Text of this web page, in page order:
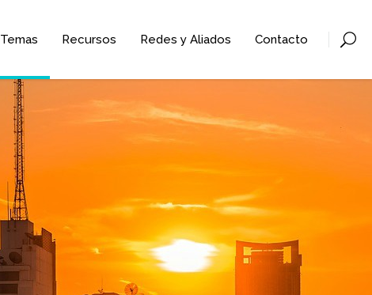
Temas Recursos Redes y Aliados Contacto